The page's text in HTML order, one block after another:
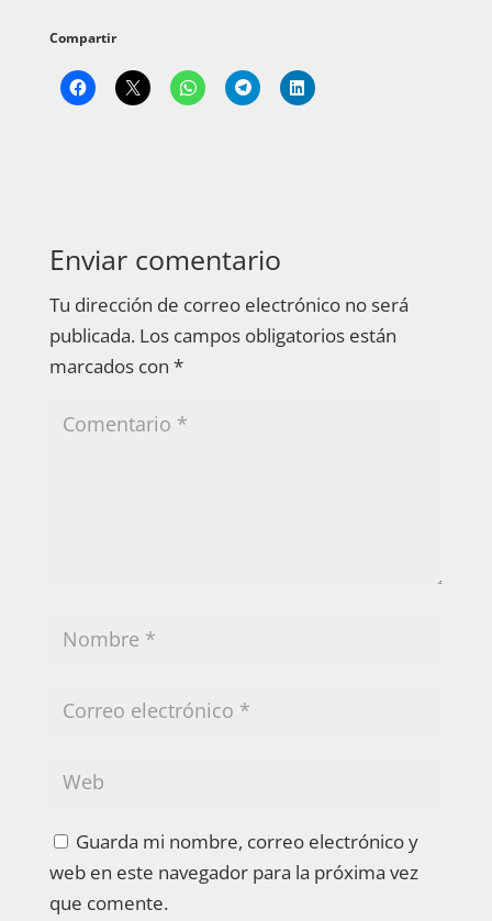
Compartir
Enviar comentario
Tu dirección de correo electrónico no será
publicada. Los campos obligatorios están
marcados con *
Guarda mi nombre, correo electrónico y
web en este navegador para la próxima vez
que comente.